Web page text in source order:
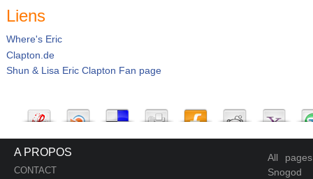
Liens
Where's Eric
Clapton.de
Shun & Lisa Eric Clapton Fan page
A PROPOS
CONTACT
All
Snogod